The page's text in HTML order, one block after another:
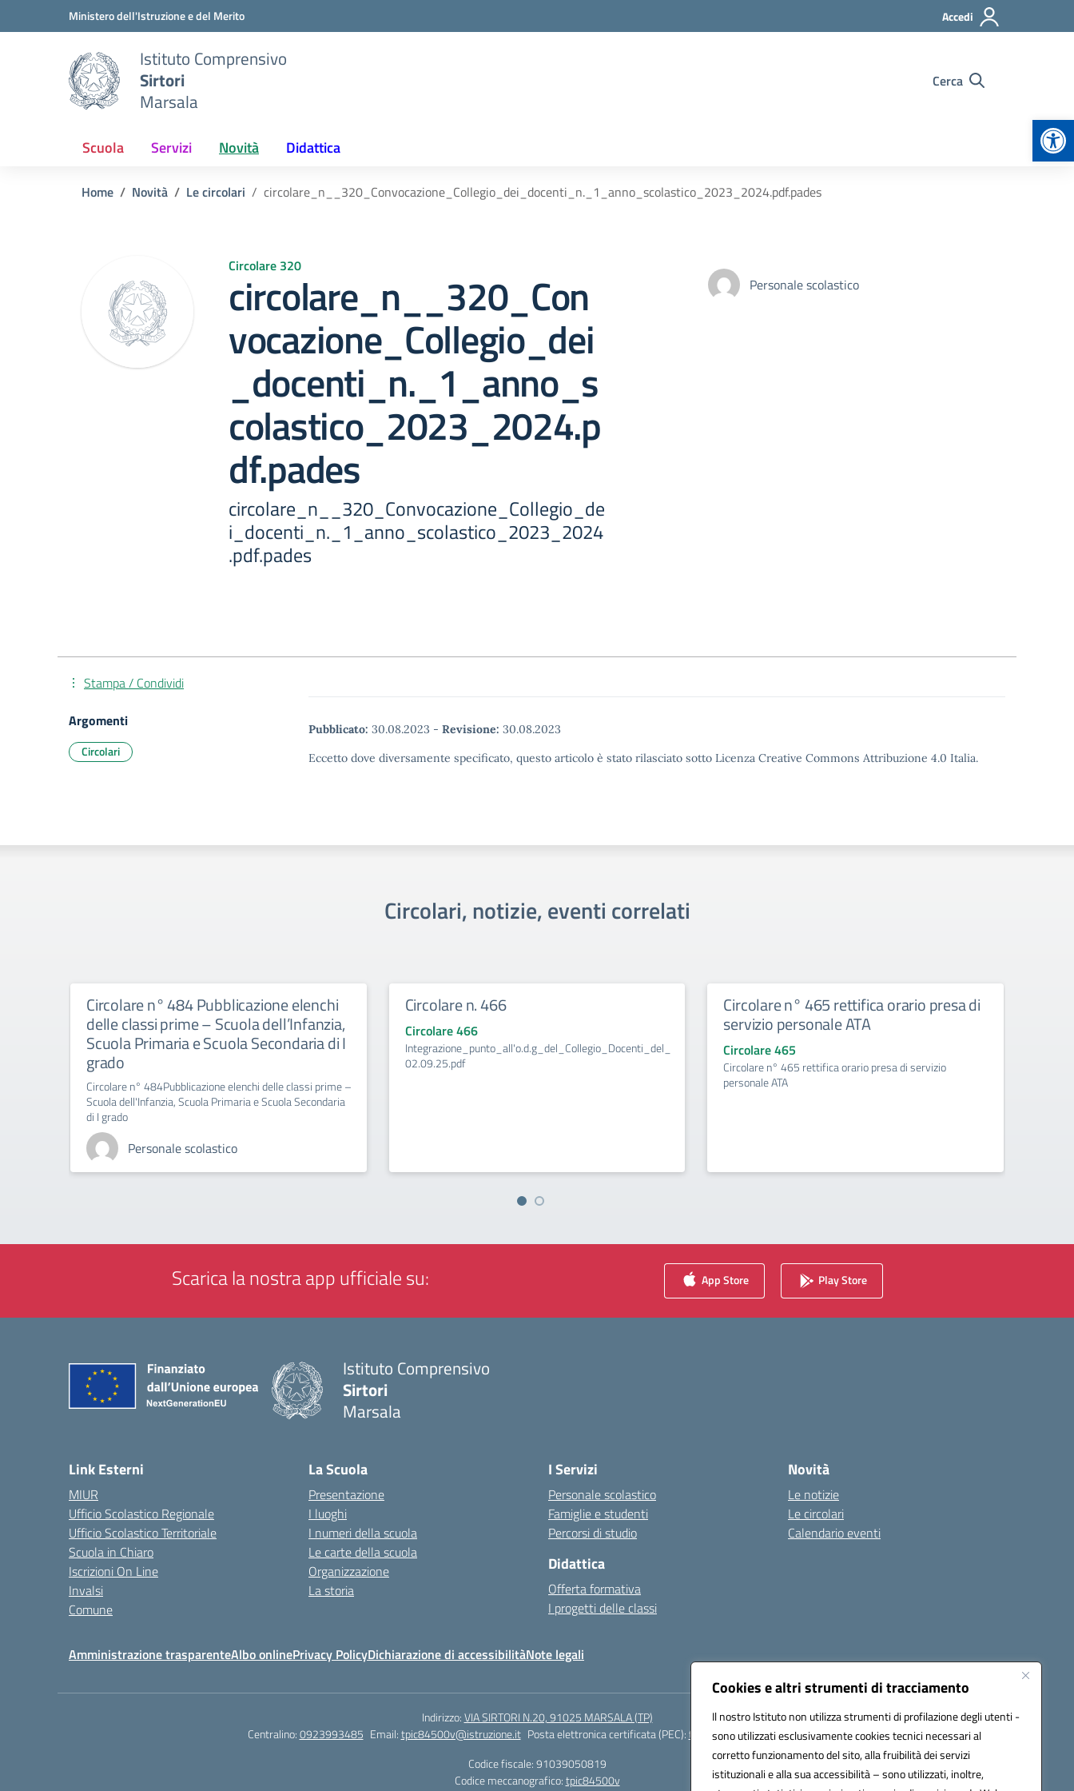
Cookies e altri strumenti di tracciamento
Il nostro Istituto non utilizza strumenti di profilazione degli utenti -
sono utilizzati esclusivamente cookies tecnici necessari al
corretto funzionamento del sito, alla fruibilità dei servizi
istituzionali e alla sua accessibilità – sono utilizzati, inoltre,
Vai ai contenuti
Vai al menu di navigazioneMinistero dell'Istruzione e del Merito Accedi
Istituto Comprensivo
Sirtori
Marsala
Cerca
Scuola Servizi Novità Didattica
Home Novità Le circolari circolare_n__320_Convocazione_Collegio_dei_docenti_n._1_anno_scolastico_2023_2024.pdf.pades
Circolare 320
circolare_n__320_Con
vocazione_Collegio_dei
_docenti_n._1_anno_s
colastico_2023_2024.p
df.pades
circolare_n__320_Convocazione_Collegio_de
i_docenti_n._1_anno_scolastico_2023_2024
.pdf.pades
Personale scolastico
Pubblicato: 30.08.2023 - Revisione: 30.08.2023
Eccetto dove diversamente specificato, questo articolo è stato rilasciato sotto Licenza Creative Commons Attribuzione 4.0 Italia.
Stampa / Condividi
Argomenti
Circolari
Circolari, notizie, eventi correlati
Circolare n° 484 Pubblicazione elenchi
delle classi prime – Scuola dell’Infanzia,
Scuola Primaria e Scuola Secondaria di I
grado
Circolare n° 484Pubblicazione elenchi delle classi prime –
Scuola dell'Infanzia, Scuola Primaria e Scuola Secondaria
di I grado
Personale scolastico
Circolare n. 466
Circolare 466
Integrazione_punto_all'o.d.g_del_Collegio_Docenti_del_
02.09.25.pdf
Circolare n° 465 rettifica orario presa di
servizio personale ATA
Circolare 465
Circolare n° 465 rettifica orario presa di servizio
personale ATA
Scarica la nostra app ufficiale su: App Store Play Store
Istituto Comprensivo
Sirtori
Marsala
Link Esterni
MIUR
Ufficio Scolastico Regionale
Ufficio Scolastico Territoriale
Scuola in Chiaro
Iscrizioni On Line
Invalsi
Comune
La Scuola
Presentazione
I luoghi
I numeri della scuola
Le carte della scuola
Organizzazione
La storia
I Servizi
Personale scolastico
Famiglie e studenti
Percorsi di studio
Didattica
Offerta formativa
I progetti delle classi
Novità
Le notizie
Le circolari
Calendario eventi
Amministrazione trasparenteAlbo onlinePrivacy PolicyDichiarazione di accessibilitàNote legali
Indirizzo:VIA SIRTORI N.20, 91025 MARSALA (TP)
Centralino:0923993485 Email:tpic84500v@istruzione.it Posta elettronica certificata (PEC):tpic84500v@pec.istruzione.it
Codice fiscale: 91039050819
Codice meccanografico:tpic84500v